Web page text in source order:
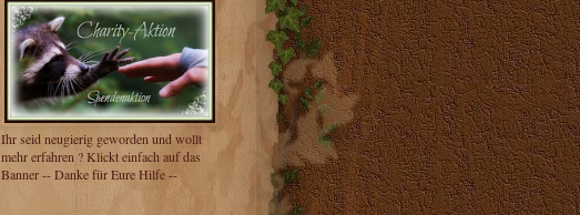
Ihr seid neugierig geworden und wollt
mehr erfahren ? Klickt einfach auf das
Banner -- Danke für Eure Hilfe --